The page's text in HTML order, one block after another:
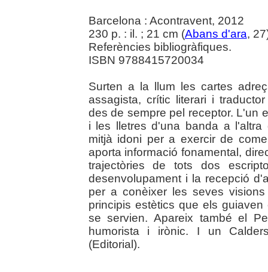
Barcelona : Acontravent, 2012
230 p. : il. ; 21 cm (Abans d'ara,
Referències bibliogràfiques.
ISBN 9788415720034
Surten a la llum les cartes
assagista, crític literari i
des de sempre pel receptor. L'un
i les lletres d'una banda a l'altra
mitjà idoni per a exercir de
aporta informació fonamental,
trajectòries de tots dos
desenvolupament i la recepció
per a conèixer les seves
principis estètics que els
se servien. Apareix també el
humorista i irònic. I un
(Editorial).